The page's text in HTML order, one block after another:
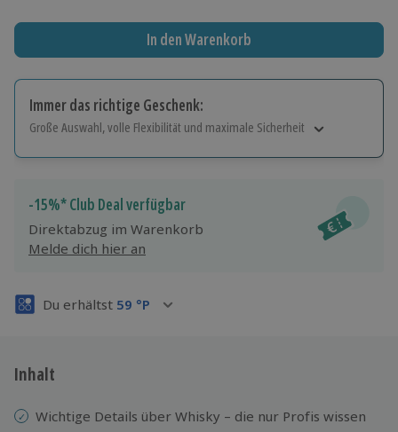
In den Warenkorb
Immer das richtige Geschenk:
Große Auswahl, volle Flexibilität und maximale Sicherheit
Jeder Gutschein für alle Erlebnisse einlösbar.
Maximale Sicherheit
3 Jahre gültig & verlängerbar.
-15%* Club Deal verfügbar
Direktabzug im Warenkorb
Melde dich hier an
Du erhältst 59 °P
Inhalt
Wichtige Details über Whisky – die nur Profis wissen